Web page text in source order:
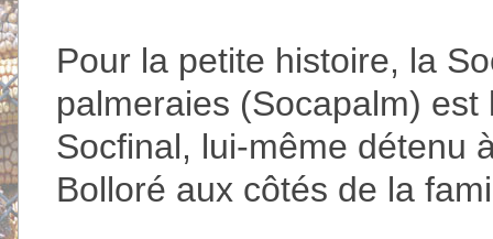
Pour la petite histoire, la
palmeraies (Socapalm) est
Socfinal, lui-même détenu
Bolloré aux côtés de la